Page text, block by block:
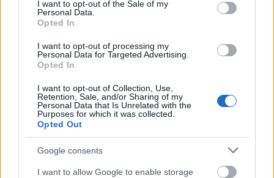
I want to opt-out of the Sale of my
Personal Data.
Opted In
I want to opt-out of processing my
Personal Data for Targeted Advertising.
Opted In
I want to opt-out of Collection, Use,
Retention, Sale, and/or Sharing of my
Personal Data that Is Unrelated with the
Purposes for which it was collected.
Opted Out
Google consents
I want to allow Google to enable storage
A Shell Beach zenekar nagy örömmel jelentette be
Facebookján, hogy mostantól a Redfield Digital
kiadóhoz tartoznak. Az európai underground színtér